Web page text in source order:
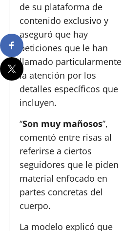
de su plataforma de
contenido exclusivo y
aseguró que hay
peticiones que le han
llamado particularmente
la atención por los
detalles específicos que
incluyen.
“Son muy mañosos”,
comentó entre risas al
referirse a ciertos
seguidores que le piden
material enfocado en
partes concretas del
cuerpo.
La modelo explicó que